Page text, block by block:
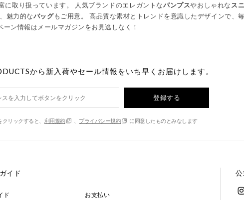
に取り扱っています。 人気ブランドのエレガントなパンプスやおしゃれな ス
、魅力的なバッグもご用意。 高品質な素材とトレンドを意識したデザインで、
ン情報はメールマガジンをお見逃しなく！
から新入荷やセール情報をいち早くお届けします。
登録する
リックすると、 利用規約 プライバシー規約 に同意したものとみなします
イド
ド お支払い
公